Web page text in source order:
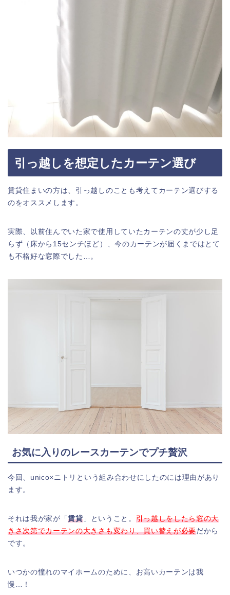
引っ越しを想定したカーテン選び
賃貸住まいの方は、引っ越しのことも考えてカーテン選びする
のをオススメします。
実際、以前住んでいた家で使用していたカーテンの丈が少し足
らず（床から15センチほど）、今のカーテンが届くまではとて
も不格好な窓際でした…。
お気に入りのレースカーテンでプチ贅沢
今回、unico×ニトリという組み合わせにしたのには理由があり
ます。
それは我が家が「賃貸」ということ。 引っ越しをしたら窓の大
きさ次第でカーテンの大きさも変わり、買い替えが必要だから
です。
いつかの憧れのマイホームのために、お高いカーテンは我
慢…！